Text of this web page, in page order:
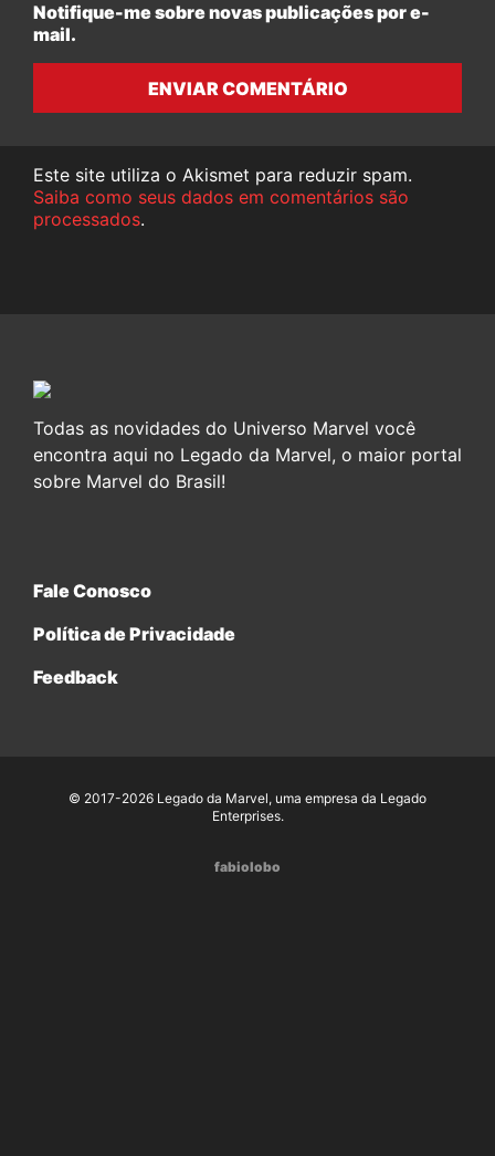
Notifique-me sobre novas publicações por e-
mail.
ENVIAR COMENTÁRIO
Este site utiliza o Akismet para reduzir spam.
Saiba como seus dados em comentários são
processados.
Todas as novidades do Universo Marvel você
encontra aqui no Legado da Marvel, o maior portal
sobre Marvel do Brasil!
Fale Conosco
Política de Privacidade
Feedback
© 2017-2026 Legado da Marvel, uma empresa da Legado
Enterprises.
fabiolobo